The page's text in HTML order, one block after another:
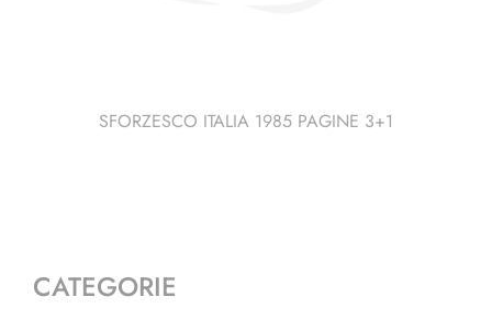
SFORZESCO ITALIA 1985 PAGINE 3+1
CATEGORIE